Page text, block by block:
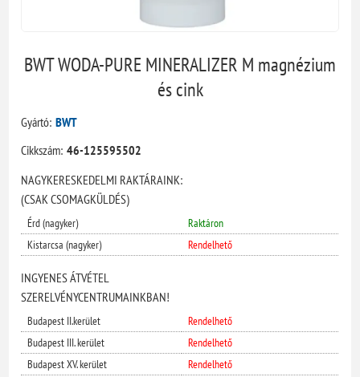
BWT WODA-PURE MINERALIZER M magnézium
és cink
Gyártó: BWT
Cikkszám: 46-125595502
NAGYKERESKEDELMI RAKTÁRAINK:
(CSAK CSOMAGKÜLDÉS)
Érd (nagyker)
Raktáron
Kistarcsa (nagyker)
Rendelhető
INGYENES ÁTVÉTEL
SZERELVÉNYCENTRUMAINKBAN!
Budapest II.kerület
Rendelhető
Budapest III. kerület
Rendelhető
Budapest XV. kerület
Rendelhető